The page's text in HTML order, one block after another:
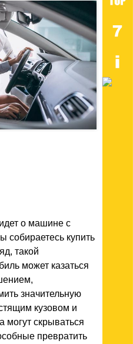
о машине с
собираетесь купить
такой
может казаться
значительную
кузовом и
скрываться
превратить